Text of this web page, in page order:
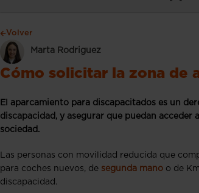
Volver
Marta Rodriguez
Cómo solicitar la zona de
El aparcamiento para discapacitados es un
discapacidad, y asegurar que puedan
sociedad.
Las personas con movilidad reducida que
para coches nuevos, de segunda mano o de
discapacidad.